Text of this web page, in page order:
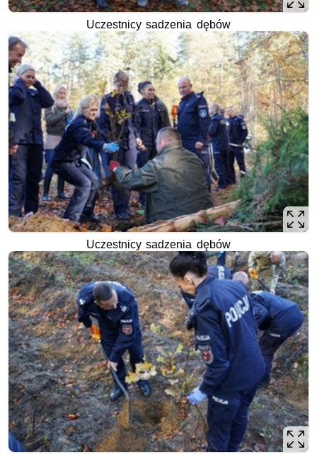
Uczestnicy sadzenia dębów
Uczestnicy sadzenia dębów